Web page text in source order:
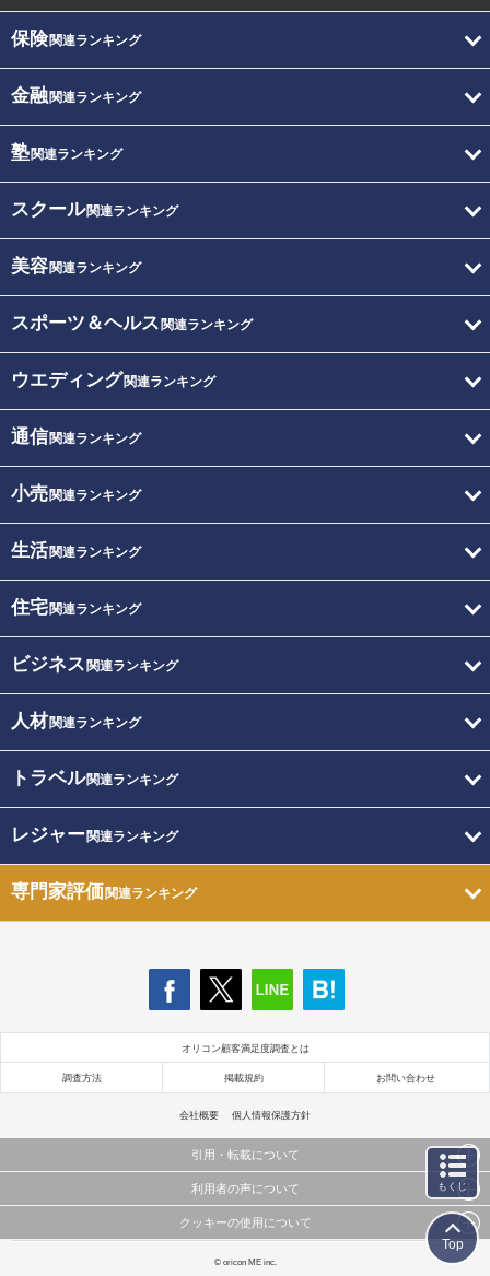
保険関連ランキング
金融関連ランキング
塾関連ランキング
スクール関連ランキング
美容関連ランキング
スポーツ＆ヘルス 関連ランキング
ウエディング関連ランキング
通信関連ランキング
小売関連ランキング
生活関連ランキング
住宅関連ランキング
ビジネス 関連ランキング
人材関連ランキング
トラベル関連ランキング
レジャー関連ランキング
専門家評価関連ランキング
オリコン顧客満足度調査とは
調査方法 掲載規約 お問い合わせ
会社概要 個人情報保護方針
引用・転載について
当サイトで公開されている情報（文字、写真、イラスト、画像データ等）及びこれらの配置・
これらの情報を権利者の許可なく無断転載・複製などの二次利用を行うことは固く禁じており
利用者の声について
当サイトに掲載している内容はすべてサービスの利用者が提出された見解・感想です。
弊社の見解・ 意見ではないことをご理解いただいた上でご覧ください。
クッキーの使用について
このサイトでは Cookie を使用して、ユーザーに合わせたコンテンツや広告の表示、ソーシャル
© oricon ME inc.
もくじ
Top